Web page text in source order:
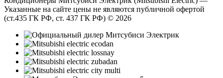
Указанные на сайте цены не являются публичной офертой
(ст.435 ГК РФ, cт. 437 ГК РФ) © 2026